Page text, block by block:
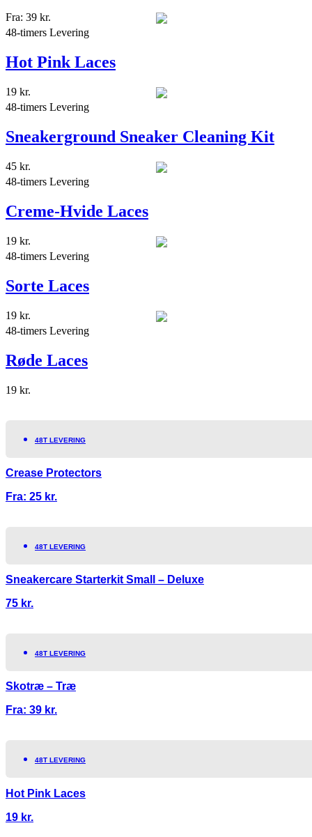
Fra: 39 kr.
48-timers Levering
Hot Pink Laces
19 kr.
48-timers Levering
Sneakerground Sneaker Cleaning Kit
45 kr.
48-timers Levering
Creme-Hvide Laces
19 kr.
48-timers Levering
Sorte Laces
19 kr.
48-timers Levering
Røde Laces
19 kr.
48T LEVERING
Crease Protectors
Fra: 25 kr.
48T LEVERING
Sneakercare Starterkit Small – Deluxe
75 kr.
48T LEVERING
Skotræ – Træ
Fra: 39 kr.
48T LEVERING
Hot Pink Laces
19 kr.